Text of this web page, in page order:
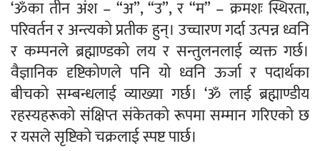
‘ॐका तीन अंश – “अ”, “उ”, र “म” – क्रमशः स्थिरता,
परिवर्तन र अन्त्यको प्रतीक हुन्। उच्चारण गर्दा उत्पन्न ध्वनि
र कम्पनले ब्रह्माण्डको लय र सन्तुलनलाई व्यक्त गर्छ।
वैज्ञानिक दृष्टिकोणले पनि यो ध्वनि ऊर्जा र पदार्थका
बीचको सम्बन्धलाई व्याख्या गर्छ। ‘ॐ लाई ब्रह्माण्डीय
रहस्यहरूको संक्षिप्त संकेतको रूपमा सम्मान गरिएको छ
र यसले सृष्टिको चक्रलाई स्पष्ट पार्छ।